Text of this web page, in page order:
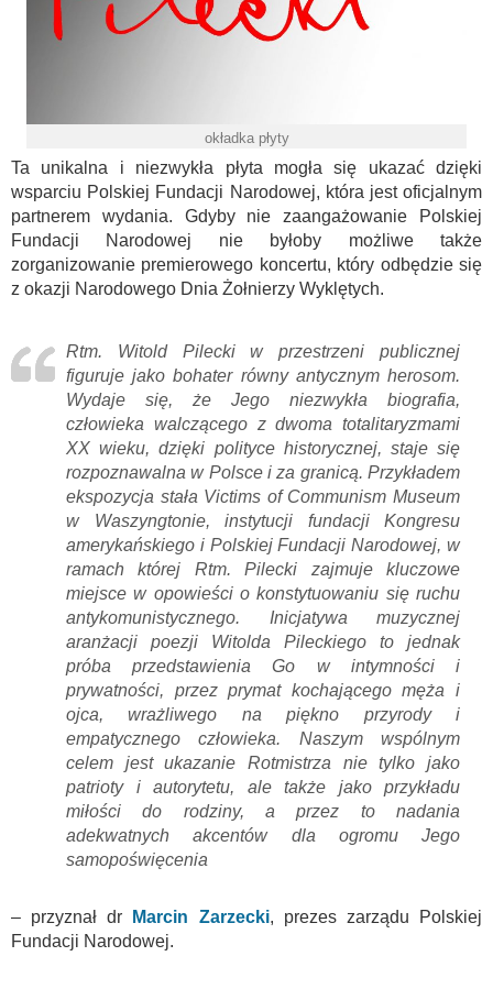
okładka płyty
Ta unikalna i niezwykła płyta mogła się ukazać dzięki
wsparciu Polskiej Fundacji Narodowej, która jest oficjalnym
partnerem wydania. Gdyby nie zaangażowanie Polskiej
Fundacji Narodowej nie byłoby możliwe także
zorganizowanie premierowego koncertu, który odbędzie się
z okazji Narodowego Dnia Żołnierzy Wyklętych.
Rtm. Witold Pilecki w przestrzeni publicznej
figuruje jako bohater równy antycznym herosom.
Wydaje się, że Jego niezwykła biografia,
człowieka walczącego z dwoma totalitaryzmami
XX wieku, dzięki polityce historycznej, staje się
rozpoznawalna w Polsce i za granicą. Przykładem
ekspozycja stała Victims of Communism Museum
w Waszyngtonie, instytucji fundacji Kongresu
amerykańskiego i Polskiej Fundacji Narodowej, w
ramach której Rtm. Pilecki zajmuje kluczowe
miejsce w opowieści o konstytuowaniu się ruchu
antykomunistycznego. Inicjatywa muzycznej
aranżacji poezji Witolda Pileckiego to jednak
próba przedstawienia Go w intymności i
prywatności, przez prymat kochającego męża i
ojca, wrażliwego na piękno przyrody i
empatycznego człowieka. Naszym wspólnym
celem jest ukazanie Rotmistrza nie tylko jako
patrioty i autorytetu, ale także jako przykładu
miłości do rodziny, a przez to nadania
adekwatnych akcentów dla ogromu Jego
samopoświęcenia
– przyznał dr Marcin Zarzecki, prezes zarządu Polskiej
Fundacji Narodowej.